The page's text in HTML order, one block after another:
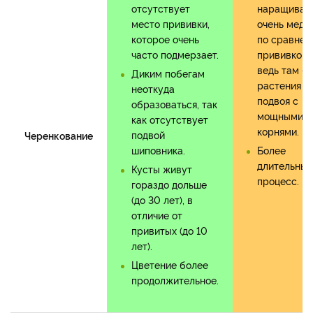
Черенкование
отсутствует
место прививки,
которое очень
часто подмерзает.
Диким побегам
неоткуда
образоваться, так
как отсутствует
подвой
шиповника.
Кусты живут
гораздо дольше
(до 30 лет), в
отличие от
привитых (до 10
лет).
Цветение более
продолжительное.
очень
по
прививкой,
ведь там
растения
подвоя с
мощными
корнями.
Более
длительный
процесс.